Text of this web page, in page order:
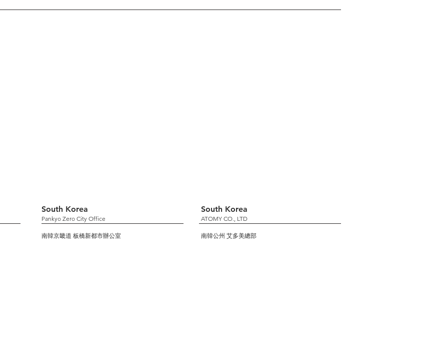
South Korea
Pankyo Zero City Office
South Korea
ATOMY CO., LTD
南韓京畿道 板橋新都市辦公室 南韓公州 艾多美總部